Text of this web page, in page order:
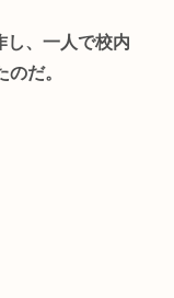
し、一人で校内
だ。